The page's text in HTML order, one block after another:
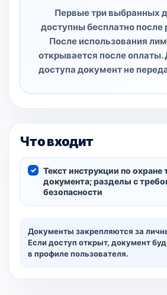
Первые три выбранных
доступны бесплатно после
После использования
открывается после оплаты.
доступа документ не
Что входит
Текст инструкции по охране
документа; разделы с
безопасности
Документы закрепляются за
Если доступ открыт, документ
в профиле пользователя.